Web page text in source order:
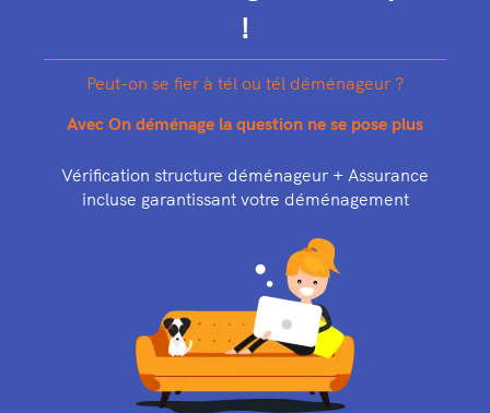
!
Peut-on se fier à tél ou tél déménageur ?
Avec On déménage la question ne se pose plus
Vérification structure déménageur + Assurance
incluse garantissant votre déménagement